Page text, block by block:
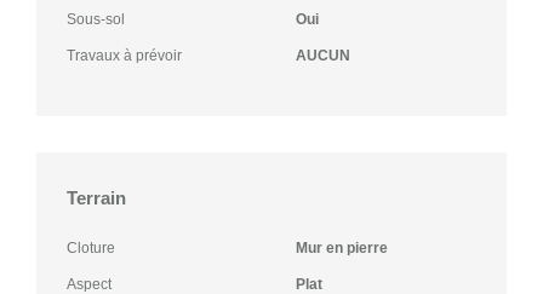
Sous-sol Oui
Travaux à prévoir AUCUN
Terrain
Cloture Mur en pierre
Aspect Plat